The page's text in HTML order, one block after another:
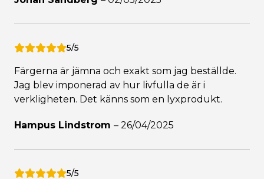
5/5
Färgerna är jämna och exakt som jag beställde.
Jag blev imponerad av hur livfulla de är i
verkligheten. Det känns som en lyxprodukt.
Hampus Lindstrom – 26/04/2025
5/5